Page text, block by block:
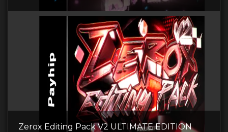
Zerox Editing Pack V2 ULTIMATE EDITION